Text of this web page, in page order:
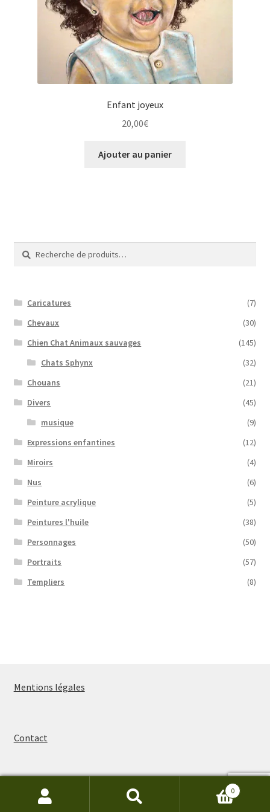
WPMS HTML Sitemap
Enfant joyeux
20,00€
Ajouter au panier
Recherche
pour :
Recherche
Caricatures
(7)
Chevaux
(30)
Chien Chat Animaux sauvages
(145)
Chats Sphynx
(32)
Chouans
(21)
Divers
(45)
musique
(9)
Expressions enfantines
(12)
Miroirs
(4)
Nus
(6)
Peinture acrylique
(5)
Peintures l'huile
(38)
Personnages
(50)
Portraits
(57)
Templiers
(8)
Mentions légales
Contact
Recherche
Recherche
0